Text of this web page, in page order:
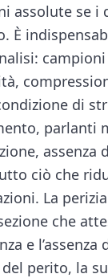
assolute se i
È
di
parlanti
assenza
ciò che
La
che
e
del perito, la